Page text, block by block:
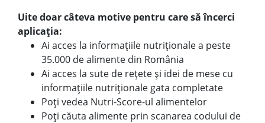
Uite doar câteva motive pentru care să încerci
aplicația:
Ai acces la informațiile nutriționale a peste
35.000 de alimente din România
Ai acces la sute de rețete și idei de mese cu
informațiile nutriționale gata completate
Poți vedea Nutri-Score-ul alimentelor
Poți căuta alimente prin scanarea codului de